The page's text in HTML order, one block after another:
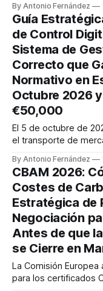
By Antonio Fernández
Guía
de Control
Sistema de
Correcto que
Normativo en
Octubre 2026
€50,000
El 5 de octubre de
el transporte de
Administrativo (DCA)
plazo de 10 meses
embargo, según
By Antonio Fernández
CBAM 2026:
Costes de
Estratégica de
Negociación
Antes de que
se Cierre en
La Comisión
para los certificados